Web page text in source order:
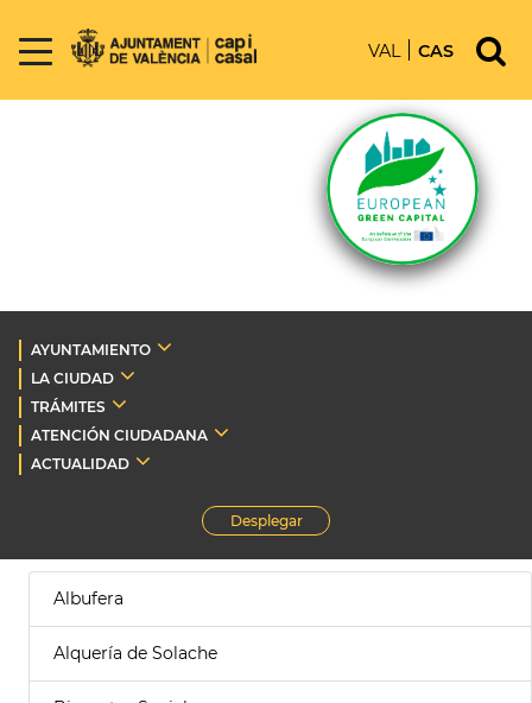
VAL CAS
AYUNTAMIENTO
LA CIUDAD
TRÁMITES
ATENCIÓN CIUDADANA
ACTUALIDAD
Desplegar
Albufera
Alquería de Solache